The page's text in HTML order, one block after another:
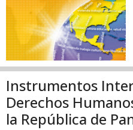
Instrumentos
Derechos
la República de